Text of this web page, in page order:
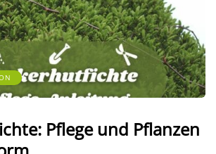
Pflege und Pflanzen